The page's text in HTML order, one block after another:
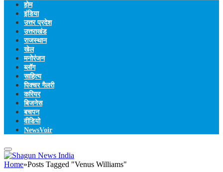
होम
इंडिया
उत्तर प्रदेश
उत्तराखंड
राजस्थान
खेल
मनोरंजन
ब्लॉग
साहित्य
पिक्चर गैलरी
करियर
बिजनेस
बचपन
वीडियो
NewsVoir
Home»Posts Tagged "Venus Williams"